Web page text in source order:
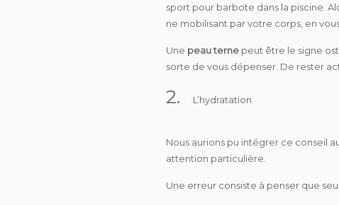
sport pour barbote dans la piscine.
ne mobilisant par votre corps, en
Une peau terne peut être le signe
sorte de vous dépenser . De rester
2. L’hydratation
Nous aurions pu intégrer ce conseil
attention particulière.
Une erreur consiste à penser que